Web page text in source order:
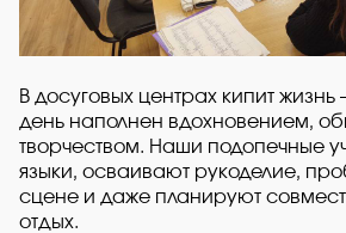
В досуговых центрах кипит
день наполнен вдохновением,
творчеством. Наши подопечные
языки, осваивают рукоделие,
сцене и даже планируют
отдых.